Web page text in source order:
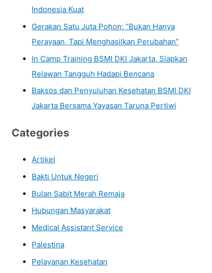
Indonesia Kuat
Gerakan Satu Juta Pohon: “Bukan Hanya
Perayaan, Tapi Menghasilkan Perubahan”
In Camp Training BSMI DKI Jakarta, Siapkan
Relawan Tangguh Hadapi Bencana
Baksos dan Penyuluhan Kesehatan BSMI DKI
Jakarta Bersama Yayasan Taruna Pertiwi
Categories
Artikel
Bakti Untuk Negeri
Bulan Sabit Merah Remaja
Hubungan Masyarakat
Medical Assistant Service
Palestina
Pelayanan Kesehatan